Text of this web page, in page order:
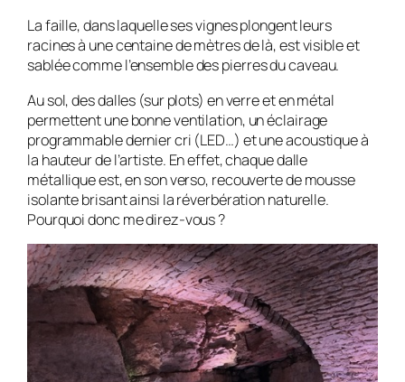
La faille, dans laquelle ses vignes plongent leurs
racines à une centaine de mètres de là, est visible et
sablée comme l’ensemble des pierres du caveau.
Au sol, des dalles (sur plots) en verre et en métal
permettent une bonne ventilation, un éclairage
programmable dernier cri (LED…) et une acoustique à
la hauteur de l’artiste. En effet, chaque dalle
métallique est, en son verso, recouverte de mousse
isolante brisant ainsi la réverbération naturelle.
Pourquoi donc me direz-vous ?